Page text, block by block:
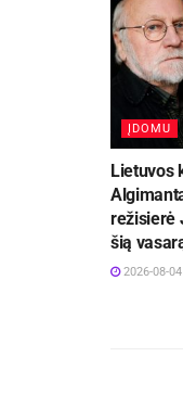
ĮDOMU
Lietuvos
režisierė
šią
2026-08-04